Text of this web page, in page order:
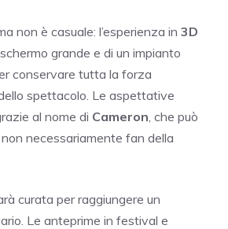
non è casuale: l’esperienza in 3D
grande e di un impianto
conservare tutta la forza
spettacolo. Le aspettative
al nome di Cameron , che può
necessariamente fan della
curata per raggiungere un
Le anteprime in festival e